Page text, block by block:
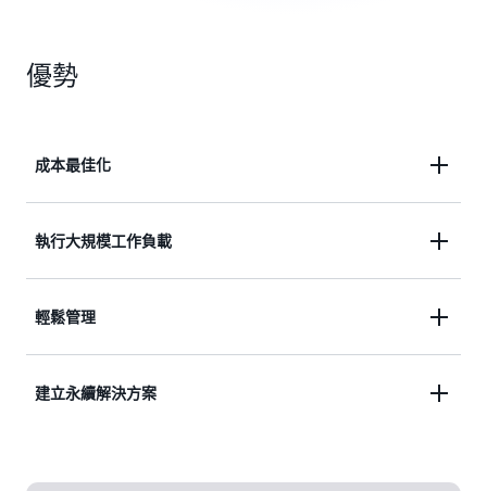
優勢
成本最佳化
按隨需價格可節省高達 90%。
執行大規模工作負載
利用 AWS 的龐大作業規模，以大量節省成本來執行
輕鬆管理
透過 AWS 服務或整合的第三方輕鬆啟動、擴展和管
建立永續解決方案